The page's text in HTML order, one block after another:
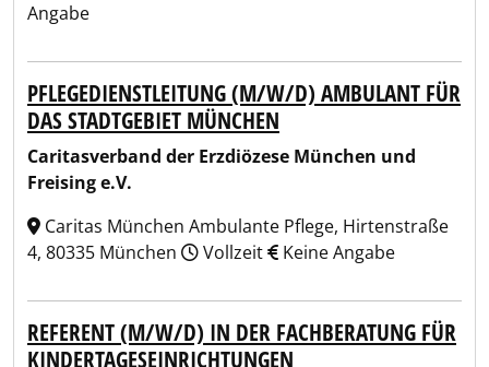
Angabe
PFLEGEDIENSTLEITUNG (M/W/D) AMBULANT FÜR
DAS STADTGEBIET MÜNCHEN
Caritasverband der Erzdiözese München und
Freising e.V.
Caritas München Ambulante Pflege, Hirtenstraße
4, 80335 München
Vollzeit Keine Angabe
REFERENT (M/W/D) IN DER FACHBERATUNG FÜR
KINDERTAGESEINRICHTUNGEN